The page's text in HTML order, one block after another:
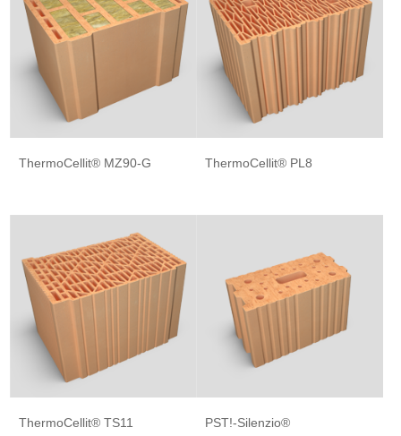
ThermoCellit® MZ90-G ThermoCellit® PL8
ThermoCellit® TS11 PST!-Silenzio®